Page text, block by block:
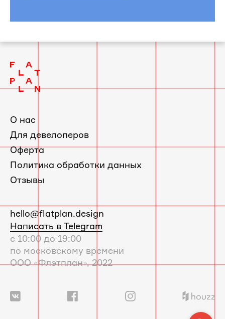
О нас
Для девелоперов
Оферта
Политика обработки данных
Отзывы
E-
mail:
hello@flatplan.design
Написать в Telegram
с 10:00 до 19:00
по московскому времени
ООО «Флэтплан», 2022